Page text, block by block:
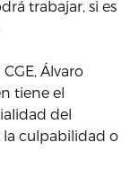
trabajar, si es
Álvaro
tiene el
del
culpabilidad o